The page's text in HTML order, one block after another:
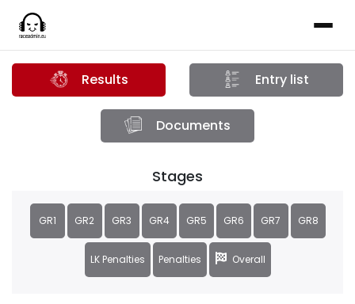
Results Entry list
Documents
Stages
GR1 GR2 GR3 GR4 GR5 GR6 GR7 GR8
LK Penalties Penalties Overall